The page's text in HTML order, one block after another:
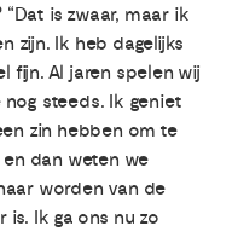
is zwaar, maar ik
zijn. Ik heb dagelijks
fijn. Al jaren spelen wij
steeds. Ik geniet
zin hebben om te
dan weten we
worden van de
Ik ga ons nu zo